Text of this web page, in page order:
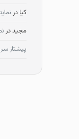
کیا در
مجیددر
پیشتاز